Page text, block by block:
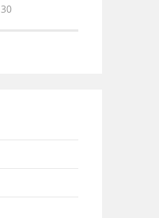
30